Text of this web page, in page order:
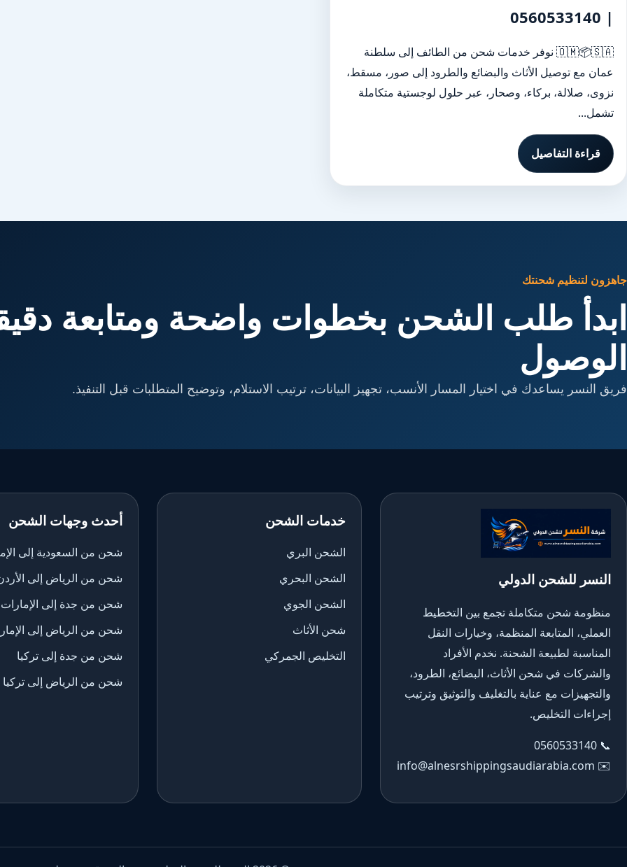
| 0560533140
🇴🇲📦🇸🇦 نوفر خدمات شحن من الطائف إلى سلطنة
عمان مع توصيل الأثاث والبضائع والطرود إلى صور، مسقط،
نزوى، صلالة، بركاء، وصحار، عبر حلول لوجستية متكاملة
تشمل...
قراءة التفاصيل
جاهزون لتنظيم شحنتك
ابدأ طلب الشحن بخطوات واضحة ومتابعة
الوصول
فريق النسر يساعدك في اختيار المسار الأنسب، تجهيز البيانات، ترتيب الاستلام، وتوضيح المتطلبات قبل التنفيذ.
النسر للشحن الدولي
منظومة شحن متكاملة تجمع بين التخطيط
العملي، المتابعة المنظمة، وخيارات النقل
المناسبة لطبيعة الشحنة. نخدم الأفراد
والشركات في شحن الأثاث، البضائع، الطرود،
والتجهيزات مع عناية بالتغليف والتوثيق وترتيب
إجراءات التخليص.
📞
0560533140
✉️
info@alnesrshippingsaudiarabia.com
خدمات الشحن
الشحن البري
الشحن البحري
الشحن الجوي
شحن الأثاث
التخليص الجمركي
أحدث وجهات الشحن
شحن من السعودية إلى
شحن من الرياض إلى
شحن من جدة إلى الإمارات
شحن من الرياض إلى
شحن من جدة إلى تركيا
شحن من الرياض إلى تركيا